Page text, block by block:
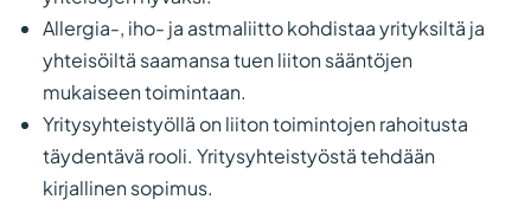
Allergia-, iho- ja astmaliitto kohdistaa yrityksiltä ja
yhteisöiltä saamansa tuen liiton sääntöjen
mukaiseen toimintaan.
Yritysyhteistyöllä on liiton toimintojen rahoitusta
täydentävä rooli. Yritysyhteistyöstä tehdään
kirjallinen sopimus.